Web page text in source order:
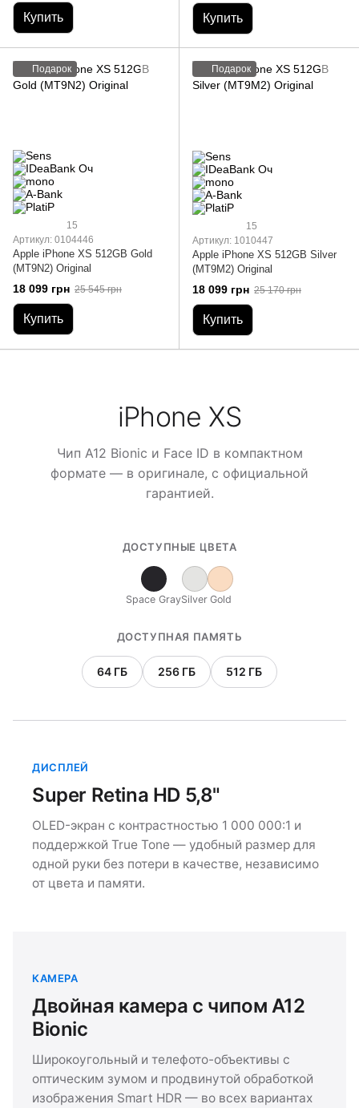
Купить Купить
Подарок
15
Артикул: 0104446
Apple iPhone XS 512GB Gold
(MT9N2) Original
18 099 грн 25 545 грн
Купить
Подарок
15
Артикул: 1010447
Apple iPhone XS 512GB Silver
(MT9M2) Original
18 099 грн 25 170 грн
Купить
iPhone XS
Чип A12 Bionic и Face ID в компактном
формате — в оригинале, с официальной
гарантией.
ДОСТУПНЫЕ ЦВЕТА
Space GraySilver Gold
ДОСТУПНАЯ ПАМЯТЬ
64 ГБ 256 ГБ 512 ГБ
ДИСПЛЕЙ
Super Retina HD 5,8"
OLED-экран с контрастностью 1 000 000:1 и
поддержкой True Tone — удобный размер для
одной руки без потери в качестве, независимо
от цвета и памяти.
КАМЕРА
Двойная камера с чипом A12
Bionic
Широкоугольный и телефото-объективы с
оптическим зумом и продвинутой обработкой
изображения Smart HDR — во всех вариантах